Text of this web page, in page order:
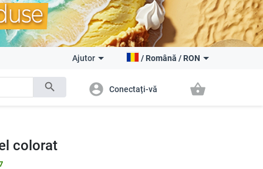
search
Ajutor / Română / RON
account_circle Conectați-vă shopping_basket
colorat